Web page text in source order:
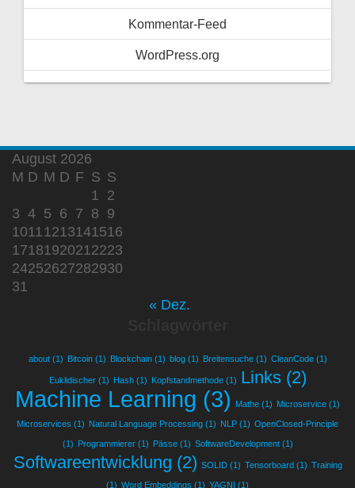
Kommentar-Feed
WordPress.org
August 2026
M D M D F S S
1 2
3 4 5 6 7 8 9
10111213141516
17181920212223
24252627282930
31
« Dez.
about(1) Bitcoin(1) Blockchain(1) blog(1) Breitensuche(1) CleanCode(1)
Euklidischer(1) Hash(1) Kopfstandmethode(1) Links(2)
Machine Learning (3) Mathe (1) Microservice (1)
Microservices (1) Natural Language Processing (1) NLP (1) OpenClosed-Principle
(1) Programmierer(1) Pässe(1) SoftwareDevelopment(1)
Softwareentwicklung (2) SOLID(1) Tensorboard(1) Training
(1) Word Embeddings (1) YAGNI (1)